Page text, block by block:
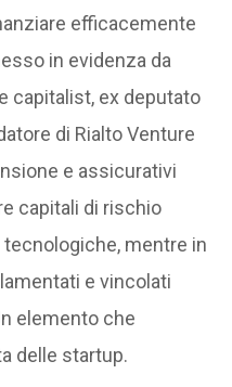
efficacemente
in evidenza da
capitalist, ex deputato
di Rialto Venture
e assicurativi
capitali di rischio
mentre in
e vincolati
elemento che
delle startup.